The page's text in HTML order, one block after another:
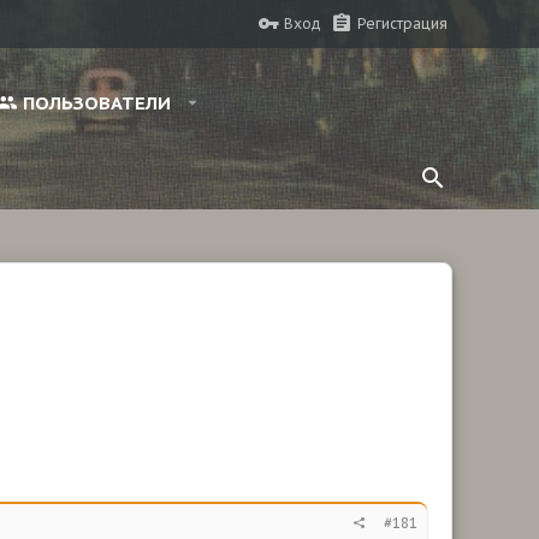
Вход Регистрация
ПОЛЬЗОВАТЕЛИ
#181